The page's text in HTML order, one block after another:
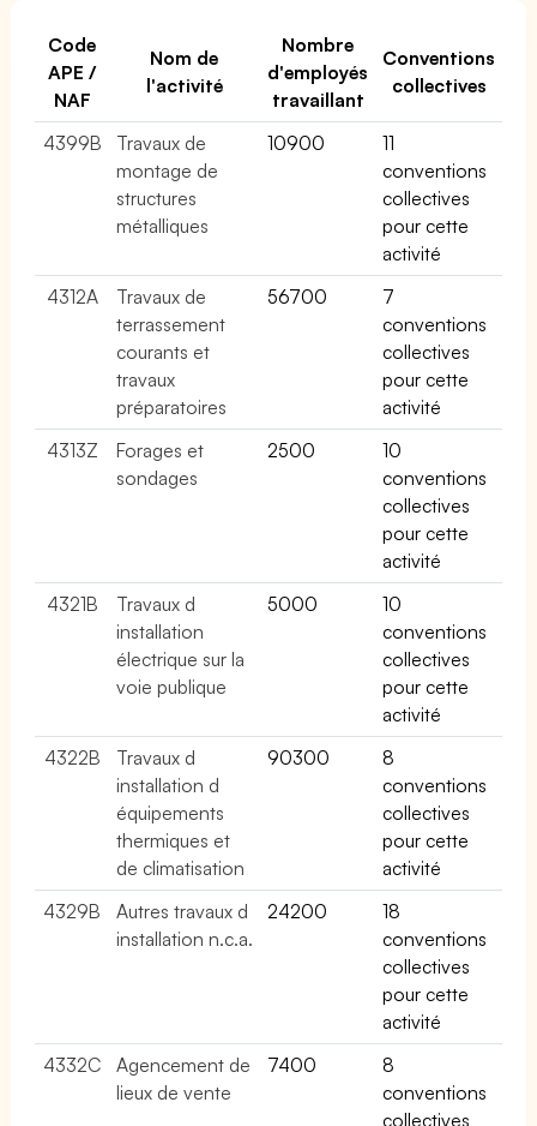
Code
APE /
NAF
Nom de
l'activité
Nombre
d'employés
travaillant
Conventions
collectives
4399B
Travaux de
montage de
structures
métalliques
10900
11
conventions
collectives
pour cette
activité
4312A
Travaux de
terrassement
courants et
travaux
préparatoires
56700
7
conventions
collectives
pour cette
activité
4313Z
Forages et
sondages
2500
10
conventions
collectives
pour cette
activité
4321B
Travaux d
installation
électrique sur la
voie publique
5000
10
conventions
collectives
pour cette
activité
4322B
Travaux d
installation d
équipements
thermiques et
de climatisation
90300
8
conventions
collectives
pour cette
activité
4329B
Autres travaux d
installation n.c.a.
24200
18
conventions
collectives
pour cette
activité
4332C
Agencement de
lieux de vente
7400
8
conventions
collectives